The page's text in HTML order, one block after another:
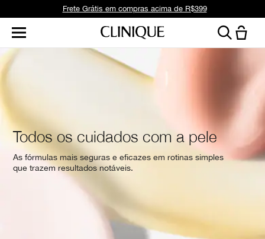
Frete Grátis em compras acima de R$399
Todos os cuidados com a pele
As fórmulas mais seguras e eficazes em rotinas simples
que trazem resultados notáveis.